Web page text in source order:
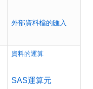
外部資料檔的匯入
資料的運算
SAS運算元